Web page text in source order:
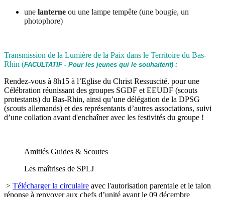
une lanterne ou une lampe tempête (une bougie, un
photophore)
Transmission de la Lumière de la Paix dans le Territoire du Bas-
Rhin (FACULTATIF - Pour les jeunes qui le souhaitent) :
Rendez-vous à 8h15 à l’Eglise du Christ Ressuscité. pour une
Célébration réunissant des groupes SGDF et EEUDF (scouts
protestants) du Bas-Rhin, ainsi qu’une délégation de la DPSG
(scouts allemands) et des représentants d’autres associations, suivi
d’une collation avant d'enchaîner avec les festivités du groupe !
Amitiés Guides & Scoutes
Les maîtrises de SPLJ
> Télécharger la circulaire avec l'autorisation parentale et le talon
réponse à renvoyer aux chefs d’unité avant le 09 décembre